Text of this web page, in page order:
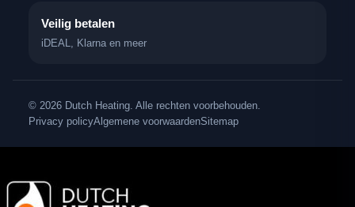
Veilig betalen
iDEAL, Klarna en meer
© 2026 Dutch Heating. Alle rechten voorbehouden.
Privacy policyAlgemene voorwaardenSitemap